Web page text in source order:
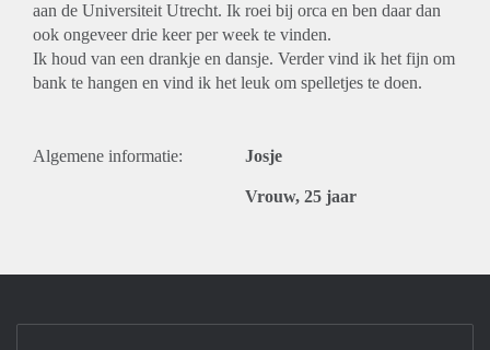
aan de Universiteit Utrecht. Ik roei bij orca en ben daar dan
ook ongeveer drie keer per week te vinden.
Ik houd van een drankje en dansje. Verder vind ik het fijn om
bank te hangen en vind ik het leuk om spelletjes te doen.
Algemene informatie: Josje
Vrouw, 25 jaar